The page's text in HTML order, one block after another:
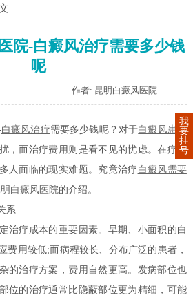
院-白癜风治疗需要多少钱
呢
作者: 昆明白癜风医院
白癜风治疗需要多少钱呢？对于白癜风患者
，而治疗费用则是看不见的忧虑。在疗效
人面临的现实难题。究竟治疗 白癜风需要
白癜风医院的介绍。
系
疗成本的重要因素。早期、小面积的白
费用较低;而病程较长、分布广泛的患者，
的治疗方案，费用自然更高。发病部位也
位的治疗通常比隐蔽部位更为精细，可能
我
要
挂
号